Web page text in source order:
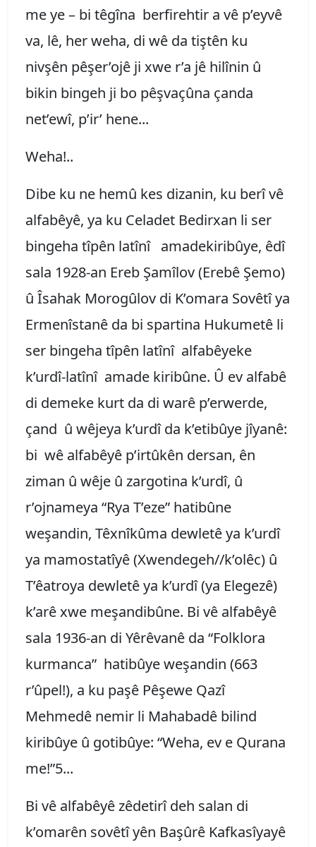
me ye – bi têgîna berfirehtir a vê p’eyvê
va, lê, her weha, di wê da tiştên ku
nivşên pêşer’ojê ji xwe r’a jê hilînin û
bikin bingeh ji bo pêşvaçûna çanda
net’ewî, p’ir’ hene...
Weha!..
Dibe ku ne hemû kes dizanin, ku berî vê
alfabêyê, ya ku Celadet Bedirxan li ser
bingeha tîpên latînî amadekiribûye, êdî
sala 1928-an Ereb Şamîlov (Erebê Şemo)
û Îsahak Morogûlov di K’omara Sovêtî ya
Ermenîstanê da bi spartina Hukumetê li
ser bingeha tîpên latînî alfabêyeke
k’urdî-latînî amade kiribûne. Û ev alfabê
di demeke kurt da di warê p’erwerde,
çand û wêjeya k’urdî da k’etibûye jîyanê:
bi wê alfabêyê p’irtûkên dersan, ên
ziman û wêje û zargotina k’urdî, û
r’ojnameya “Rya T’eze” hatibûne
weşandin, Têxnîkûma dewletê ya k’urdî
ya mamostatîyê (Xwendegeh//k’olêc) û
T’êatroya dewletê ya k’urdî (ya Elegezê)
k’arê xwe meşandibûne. Bi vê alfabêyê
sala 1936-an di Yêrêvanê da “Folklora
kurmanca” hatibûye weşandin (663
r’ûpel!), a ku paşê Pêşewe Qazî
Mehmedê nemir li Mahabadê bilind
kiribûye û gotibûye: “Weha, ev e Qurana
me!”5...
Bi vê alfabêyê zêdetirî deh salan di
k’omarên sovêtî yên Başûrê Kafkasîyayê